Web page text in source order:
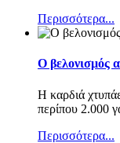
Περισσότερα...
Ο βελονισμός
Η καρδιά
περίπου 2.000
Περισσότερα...